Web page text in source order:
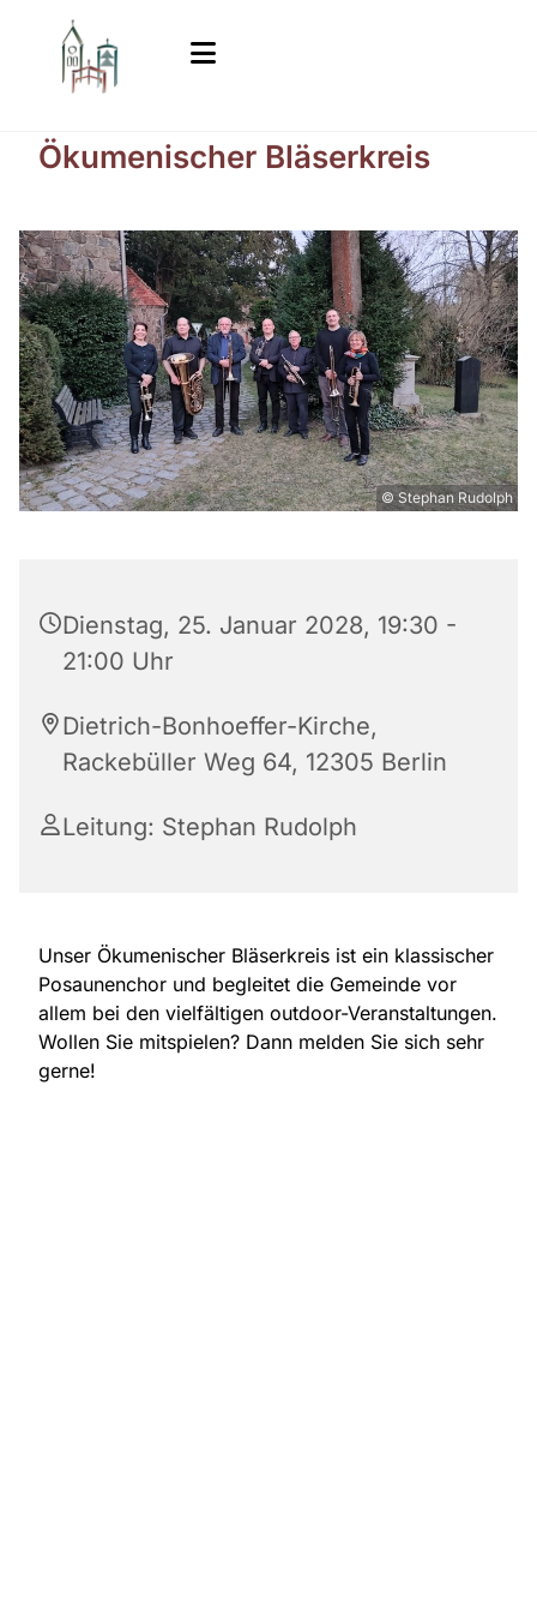
Ökumenischer Bläserkreis
© Stephan Rudolph
Dienstag, 25. Januar 2028, 19:30 -
21:00 Uhr
Dietrich-Bonhoeffer-Kirche,
Rackebüller Weg 64, 12305 Berlin
Leitung: Stephan Rudolph
Unser Ökumenischer Bläserkreis ist ein klassischer
Posaunenchor und begleitet die Gemeinde vor
allem bei den vielfältigen outdoor-Veranstaltungen.
Wollen Sie mitspielen? Dann melden Sie sich sehr
gerne!